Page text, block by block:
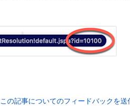
この記事についてのフィードバックを送